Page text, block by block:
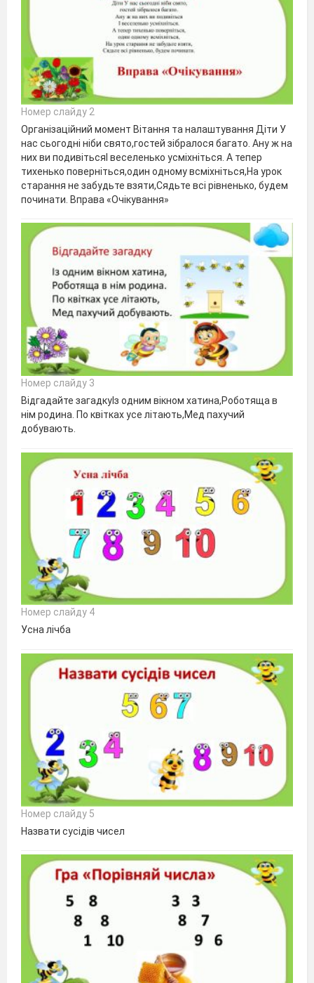
Номер слайду 2
Організаційний момент Вітання та налаштування Діти У
нас сьогодні ніби свято,гостей зібралося багато. Ану ж на
них ви подивітьсяІ веселенько усміхніться. А тепер
тихенько поверніться,один одному всміхніться,На урок
старання не забудьте взяти,Сядьте всі рівненько, будем
починати. Вправа «Очікування»
Номер слайду 3
Відгадайте загадкуІз одним вікном хатина,Роботяща в
нім родина. По квітках усе літають,Мед пахучий
добувають.
Номер слайду 4
Усна лічба
Номер слайду 5
Назвати сусідів чисел